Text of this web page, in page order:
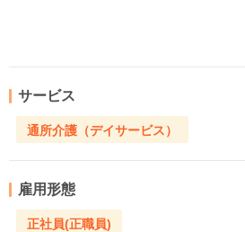
サービス
通所介護（デイサービス）
雇用形態
正社員(正職員)